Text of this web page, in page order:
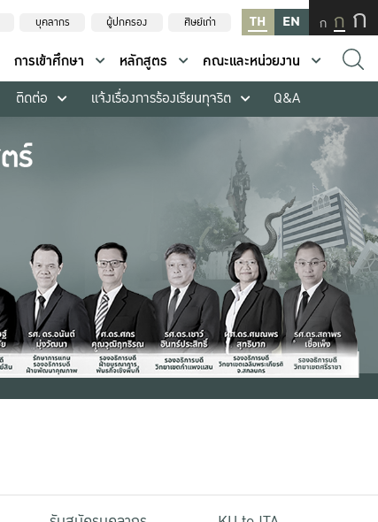
บุคลากร ผู้ปกครอง ศิษย์เก่า TH EN ก ก ก
การเข้าศึกษา หลักสูตร
คณะและหน่วยงาน
ติดต่อ แจ้งเรื่องการร้องเรียนทุจริต Q&A